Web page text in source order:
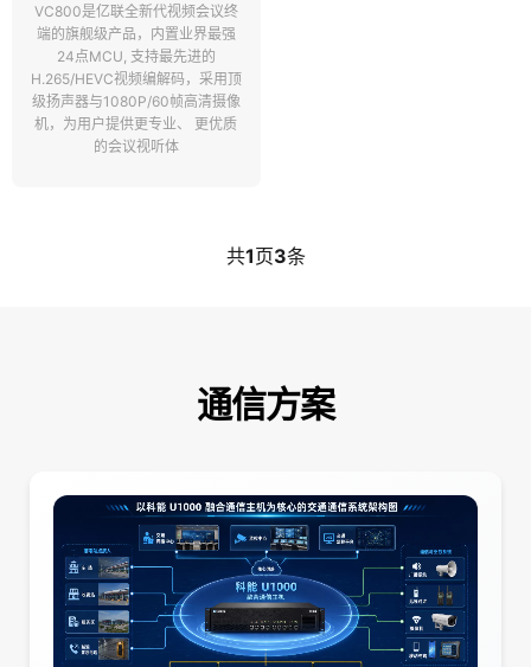
VC800是亿联全新代视频会议终
端的旗舰级产品，内置业界最强
24点MCU, 支持最先进的
H.265/HEVC视频编解码，采用顶
级扬声器与1080P/60帧高清摄像
机，为用户提供更专业、 更优质
的会议视听体
共1页3条
通信方案